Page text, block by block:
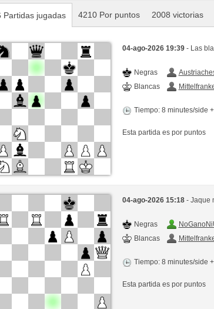
Partidas jugadas 4210 Por puntos 2008 victorias
04-ago-2026 19:39 - Las
Negras
Blancas
Tiempo: 8 minutes/side
Esta partida es por puntos
04-ago-2026 15:18 - Jaque
Negras
Blancas
Tiempo: 8 minutes/side
Esta partida es por puntos